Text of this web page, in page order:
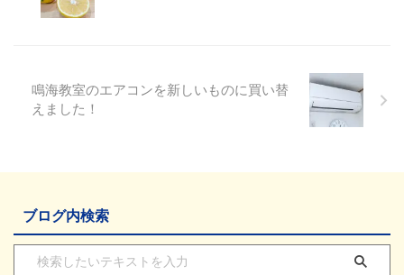
鳴海教室のエアコンを新しいものに買い替
えました！
ブログ内検索